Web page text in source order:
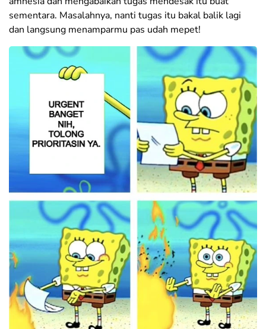
sementara. Masalahnya, nanti tugas itu bakal balik lagi
dan langsung menamparmu pas udah mepet!